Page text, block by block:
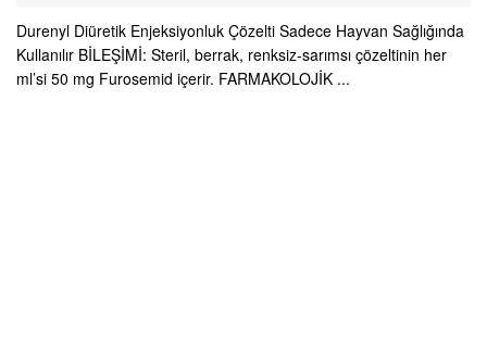
Durenyl Diüretik Enjeksiyonluk Çözelti Sadece Hayvan Sağlığında
Kullanılır BİLEŞİMİ: Steril, berrak, renksiz-sarımsı çözeltinin her
ml’si 50 mg Furosemid içerir. FARMAKOLOJİK ...